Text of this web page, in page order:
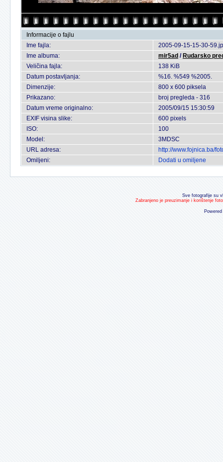
Informacije o fajlu
Ime fajla:
2005-09-15-15-30-
Ime albuma:
mir5ad / Rudarsko
Veličina fajla:
138 KiB
Datum postavljanja:
%16. %549 %2005.
Dimenzije:
800 x 600 piksela
Prikazano:
broj pregleda - 316
Datum vreme originalno:
2005/09/15 15:30:59
EXIF visina slike:
600 pixels
ISO:
100
Model:
3MDSC
URL adresa:
http://www.fojnica.ba/
Omiljeni:
Dodati u omiljene
Sve fotografije su
Zabranjeno je preuzimanje i korištenje